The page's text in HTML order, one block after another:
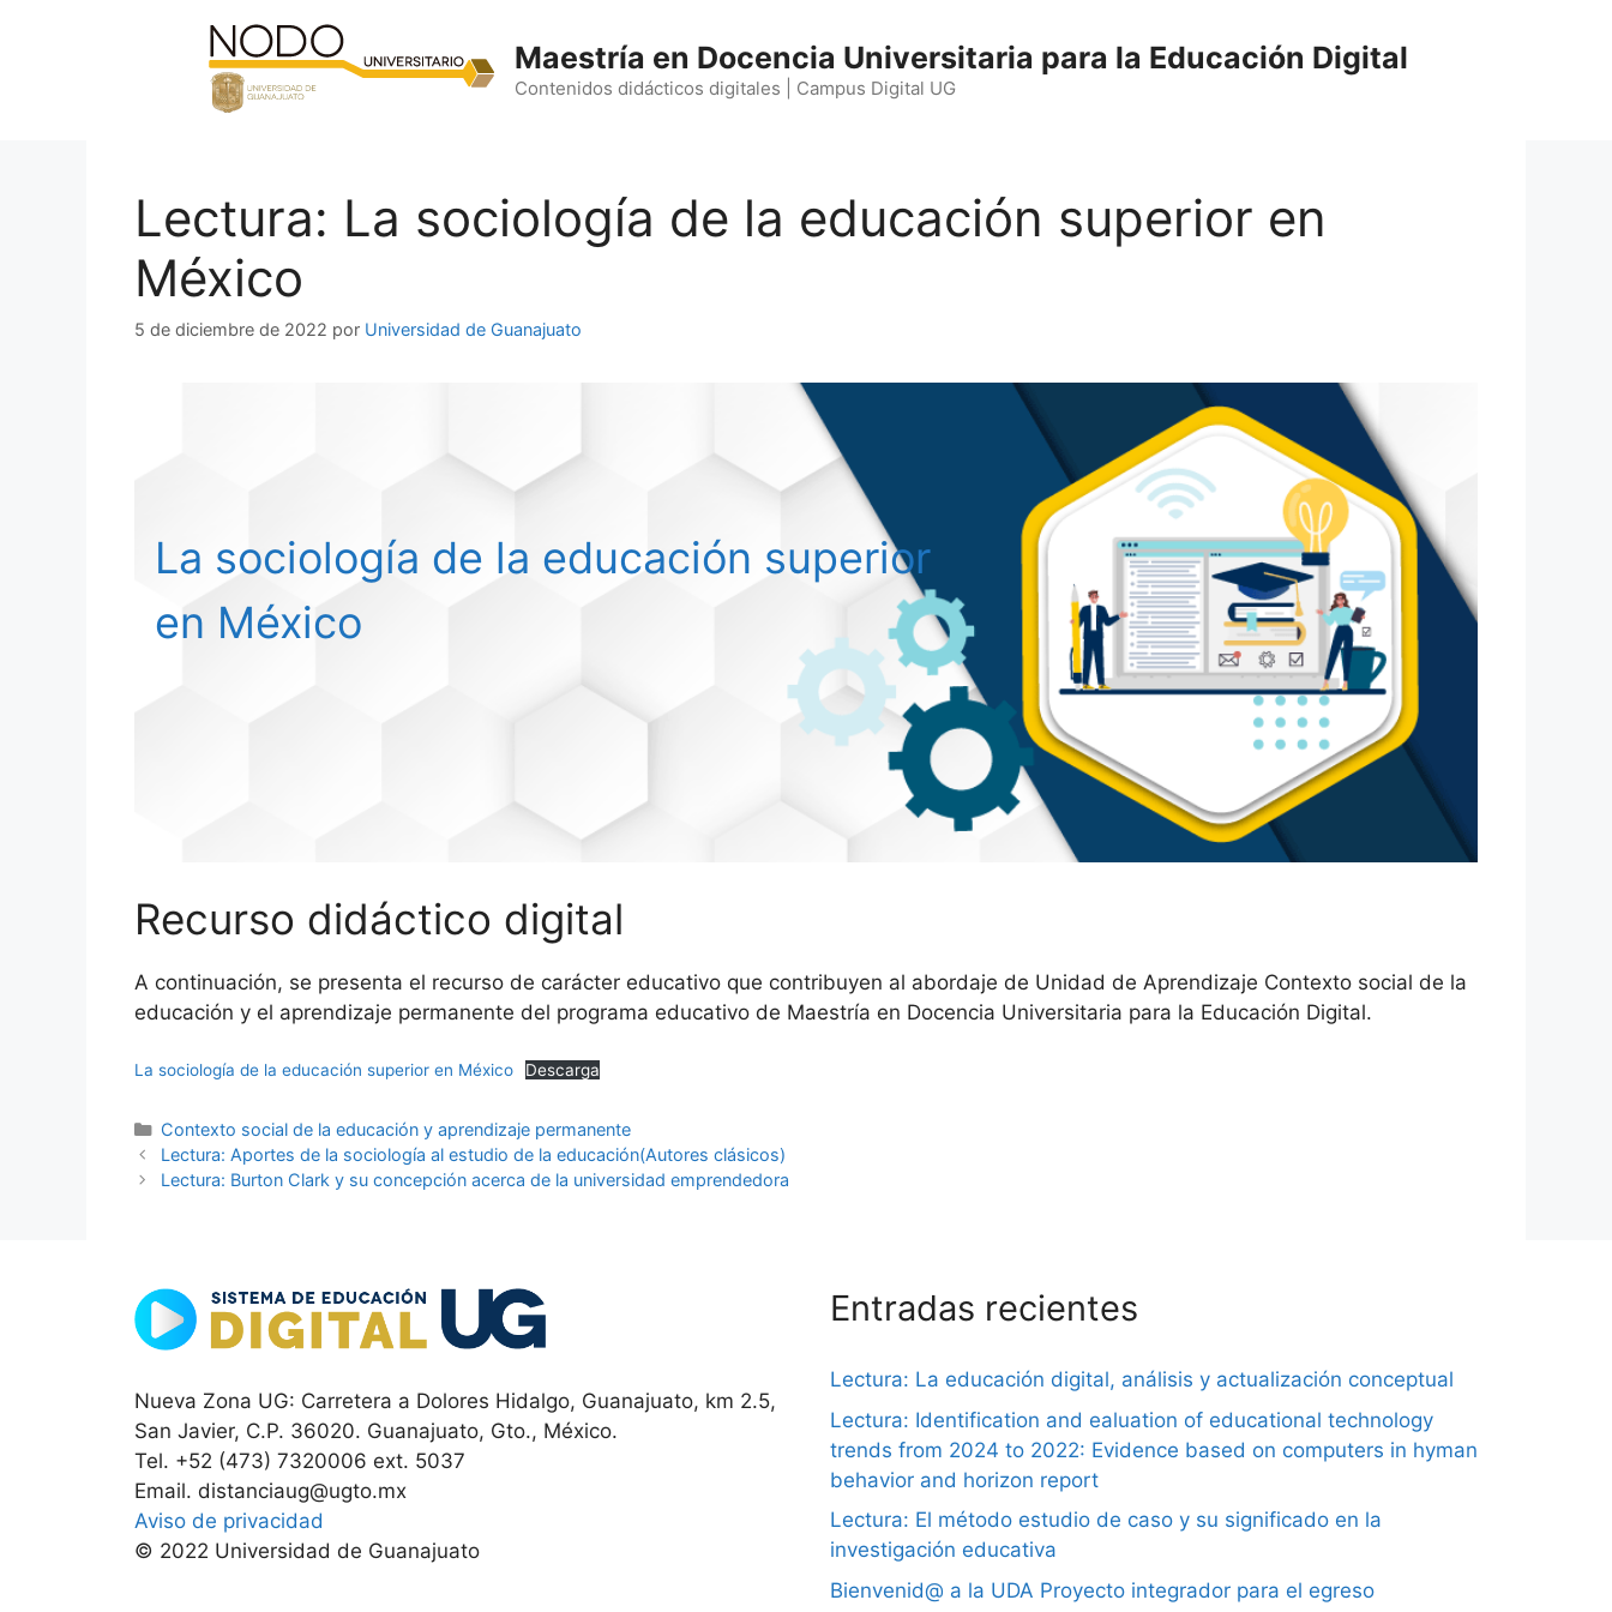
Maestría en Docencia Universitaria para la Educación Digital
Contenidos didácticos digitales | Campus Digital UG
Lectura: La sociología de la educación superior en
México
5 de diciembre de 2022 por Universidad de Guanajuato
La sociología de la educación superior
en México
Recurso didáctico digital
A continuación, se presenta el recurso de carácter educativo que contribuyen al abordaje de Unidad de Aprendizaje Contexto social de la
educación y el aprendizaje permanente del programa educativo de Maestría en Docencia Universitaria para la Educación Digital.
La sociología de la educación superior en México Descarga
Categorías
Contexto social de la educación y aprendizaje permanente
Lectura: Aportes de la sociología al estudio de la educación(Autores clásicos)
Lectura: Burton Clark y su concepción acerca de la universidad emprendedora
Nueva Zona UG: Carretera a Dolores Hidalgo, Guanajuato, km 2.5,
San Javier, C.P. 36020. Guanajuato, Gto., México.
Tel. +52 (473) 7320006 ext. 5037
Email. distanciaug@ugto.mx
Aviso de privacidad
© 2022 Universidad de Guanajuato
Entradas recientes
Lectura: La educación digital, análisis y actualización conceptual
Lectura: Identification and ealuation of educational technology
trends from 2024 to 2022: Evidence based on computers in hyman
behavior and horizon report
Lectura: El método estudio de caso y su significado en la
investigación educativa
Bienvenid@ a la UDA Proyecto integrador para el egreso